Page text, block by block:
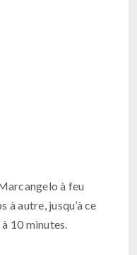
à feu
à autre, jusqu’à ce
10 minutes.